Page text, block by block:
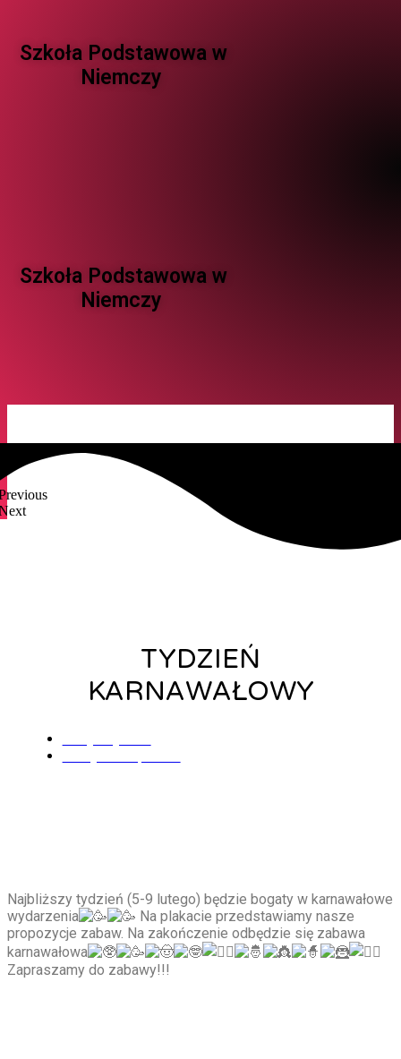
Szkoła Podstawowa w
Niemczy ​
Szkoła Podstawowa w
Niemczy ​
TYDZIEŃ
KARNAWAŁOWY
Najbliższy tydzień (5-9 lutego) będzie bogaty w karnawałowe
wydarzenia
Na plakacie przedstawiamy nasze
propozycje zabaw. Na zakończenie odbędzie się zabawa
karnawałowa
Zapraszamy do zabawy!!!